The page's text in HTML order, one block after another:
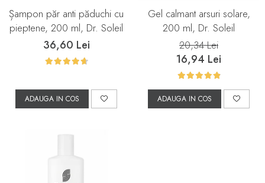
Șampon păr anti păduchi cu
pieptene, 200 ml, Dr. Soleil
36,60 Lei
ADAUGA IN COS
Gel calmant arsuri solare,
200 ml, Dr. Soleil
20,34 Lei
16,94 Lei
ADAUGA IN COS